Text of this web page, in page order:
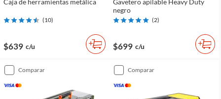
Caja de herramientas metálica
(10)
$639 c/u
Gavetero apilable Heavy Duty
negro
(2)
$699 c/u
comparar comparar